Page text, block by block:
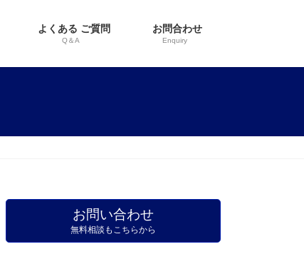
よくある ご質問
Q＆A
お問合わせ
Enquiry
お問い合わせ
無料相談もこちらから